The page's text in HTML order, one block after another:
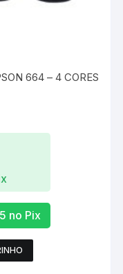
664 – 4 CORES
no Pix